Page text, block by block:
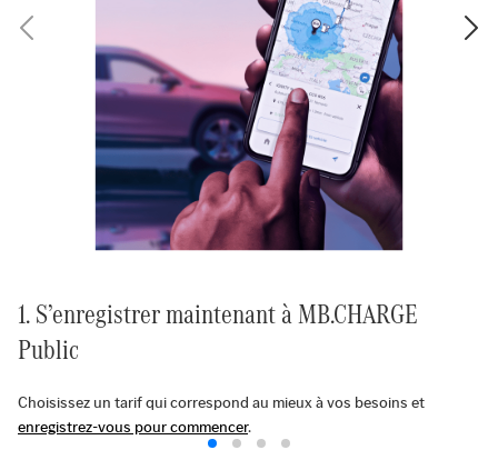
1. S’enregistrer maintenant à MB.CHARGE
Public
Choisissez un tarif qui correspond au mieux à vos besoins et
enregistrez-vous pour commencer.